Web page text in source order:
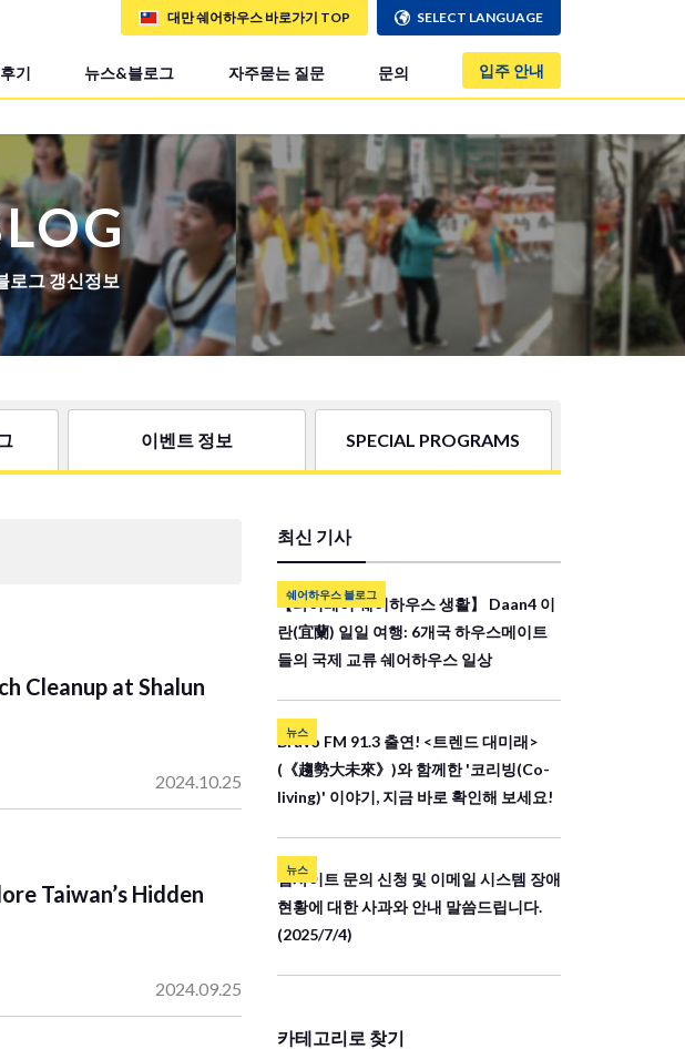
기 뉴스&블로그 자주묻는 질문 문의 입주 안내
대만 쉐어하우스 바로가기 TOP SELECT LANGUAGE
로그 갱신정보
이벤트 정보 SPECIAL PROGRAMS
Cleanup at Shalun
2024.10.25
Taiwan’s Hidden
2024.09.25
최신 기사
쉐어하우스 블로그
【타이베이 쉐어하우스 생활】 Daan4 이
란(宜蘭) 일일 여행: 6개국 하우스메이트
들의 국제 교류 쉐어하우스 일상
뉴스
Bravo FM 91.3 출연! <트렌드 대미래>
(《趨勢大未來》)와 함께한 '코리빙(Co-
living)' 이야기, 지금 바로 확인해 보세요!
뉴스
웹사이트 문의 신청 및 이메일 시스템 장애
현황에 대한 사과와 안내 말씀드립니다.
(2025/7/4)
카테고리로 찾기